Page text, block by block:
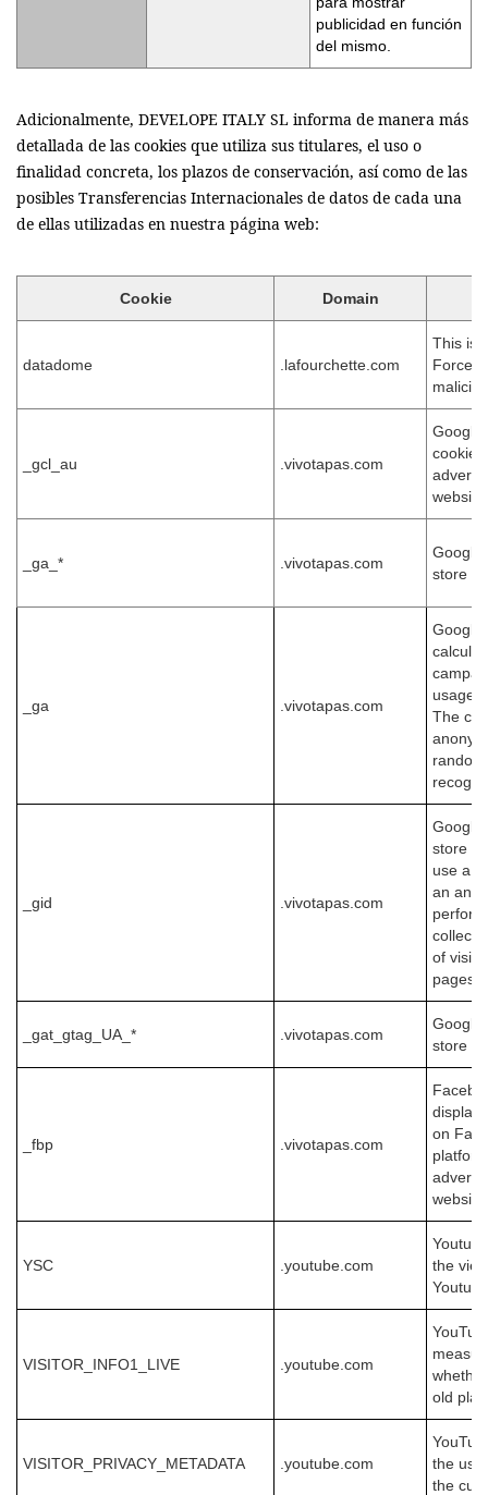
publicidad en función
del mismo.
Adicionalmente, DEVELOPE ITALY SL informa de manera más
detallada de las cookies que utiliza sus titulares, el uso o
finalidad concreta, los plazos de conservación, así como de las
posibles Transferencias Internacionales de datos de cada una
de ellas utilizadas en nuestra página web:
Cookie Domain
datadome .lafourchette.com
This is
_gcl_au .vivotapas.com
Google
cookie
_ga_* .vivotapas.com
Google
store
_ga .vivotapas.com
Google
usage
The
_gid .vivotapas.com
Google
store
use a
an
of
pages
_gat_gtag_UA_* .vivotapas.com
Google
store a
_fbp .vivotapas.com
display
on
website.
YSC .youtube.com
the
VISITOR_INFO1_LIVE .youtube.com
old
VISITOR_PRIVACY_METADATA .youtube.com
the
the